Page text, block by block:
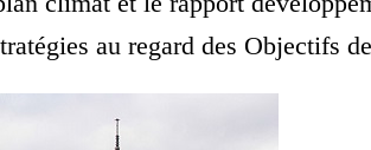
au regard des Objectifs